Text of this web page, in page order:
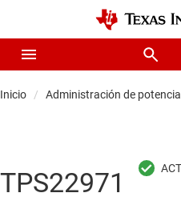
Inicio Administración de potencia
TPS22971